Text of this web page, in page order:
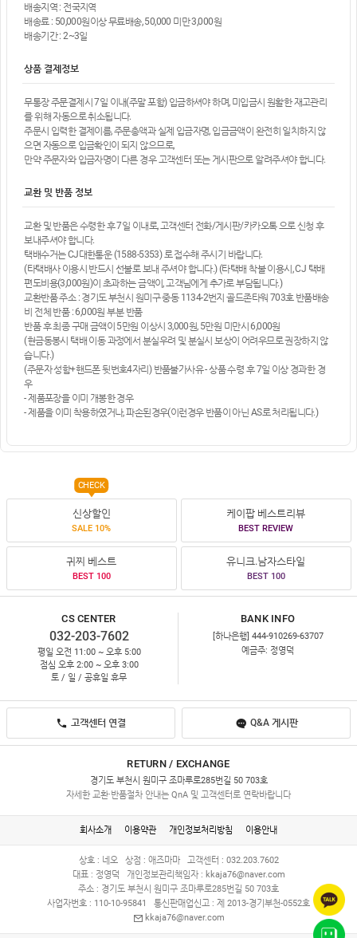
배송지역 : 전국지역
배송료 : 50,000원이상 무료배송, 50,000 미만 3,000원
배송기간 : 2~3일
상품 결제정보
무통장 주문결제시 7일 이내(주말 포함) 입금하셔야 하며, 미입금시 원활한 재고관리
를 위해 자동으로 취소됩니다.
주문시 입력한 결제이름, 주문총액과 실제 입금자명, 입금금액이 완전히 일치하지 않
으면 자동으로 입금확인이 되지 않으므로,
만약 주문자와 입금자명이 다른 경우 고객센터 또는 게시판으로 알려주셔야 합니다.
교환 및 반품 정보
교환 및 반품은 수령한 후 7일 이내로, 고객센터 전화/게시판/카카오톡 으로 신청 후
보내주셔야 합니다.
택배수거는 CJ대한통운 (1588-5353) 로 접수해 주시기 바랍니다.
(타택배사 이용시 반드시 선불로 보내 주셔야 합니다.) (타택배 착불 이용시, CJ 택배
편도비용(3,000원)이 초과하는 금액이, 고객님에게 추가로 부담됩니다.)
교환반품 주소 : 경기도 부천시 원미구 중동 1134-2번지 골드존타워 703호 반품배송
비 전체 반품 : 6,000원 부분 반품
반품 후 최종 구매 금액이 5만원 이상시 3,000원, 5만원 미만시 6,000원
(현금동봉시 택배 이동 과정에서 분실우려 및 분실시 보상이 어려우므로 권장하지 않
습니다.)
(주문자 성함+핸드폰 뒷번호4자리) 반품불가사유 - 상품 수령 후 7일 이상 경과한 경
우
- 제품포장을 이미 개봉한 경우
- 제품을 이미 착용하였거나, 파손된경우(이런경우 반품이 아닌 AS로 처리됩니다.)
신상할인
SALE 10%
CHECK
케이팝 베스트리뷰
BEST REVIEW
귀찌 베스트
BEST 100
유니크.남자스타일
BEST 100
CS CENTER
032-203-7602
평일 오전 11:00 ~ 오후 5:00
점심 오후 2:00 ~ 오후 3:00
토 / 일 / 공휴일 휴무
BANK INFO
[하나은행] 444-910269-63707
예금주: 정영덕
고객센터 연결 Q&A 게시판
RETURN / EXCHANGE
경기도 부천시 원미구 조마루로285번길 50 703호
자세한 교환·반품절차 안내는 QnA 및 고객센터로 연락바랍니다
회사소개 이용약관 개인정보처리방침 이용안내
상호 : 네오 상점 : 애즈마마
고객센터 : 032.203.7602
대표 : 정영덕
개인정보관리책임자 : kkaja76@naver.com
주소 : 경기도 부천시 원미구 조마루로285번길 50 703호
사업자번호 : 110-10-95841
통신판매업신고 : 제 2013-경기부천-0552호
kkaja76@naver.com